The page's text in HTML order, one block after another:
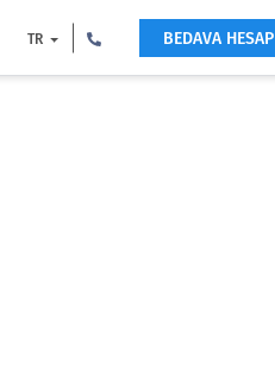
TR BEDAVA HESAP